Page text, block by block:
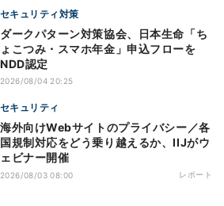
セキュリティ対策
ダークパターン対策協会、日本生命「ち
ょこつみ・スマホ年金」申込フローを
NDD認定
2026/08/04 20:25
セキュリティ
海外向けWebサイトのプライバシー／各
国規制対応をどう乗り越えるか、IIJがウ
ェビナー開催
2026/08/03 08:00 レポート